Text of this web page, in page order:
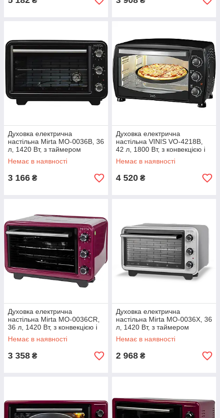
Духовка електрична
настільна Mirta MO-0036B, 36
л, 1420 Вт, з таймером
Немає в наявності
3 166 ₴
Духовка електрична
настільна VINIS VO-4218B,
42 л, 1800 Вт, з конвекцією і
таймером
Немає в наявності
4 520 ₴
Духовка електрична
настільна Mirta MO-0036CR,
36 л, 1420 Вт, з конвекцією і
таймером
Немає в наявності
3 358 ₴
Духовка електрична
настільна Mirta MO-0036X, 36
л, 1420 Вт, з таймером
Немає в наявності
2 968 ₴